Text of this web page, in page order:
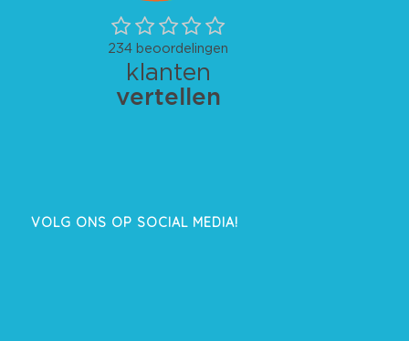
VOLG ONS OP SOCIAL MEDIA!